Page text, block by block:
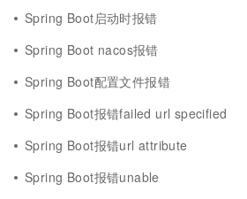
Spring Boot启动时报错
Spring Boot nacos报错
Spring Boot配置文件报错
Spring Boot报错failed url specified
Spring Boot报错url attribute
Spring Boot报错unable